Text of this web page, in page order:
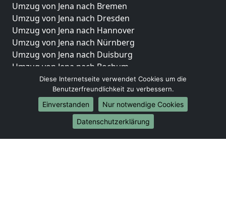
Umzug von Jena nach Bremen
Umzug von Jena nach Dresden
Umzug von Jena nach Hannover
Umzug von Jena nach Nürnberg
Umzug von Jena nach Duisburg
Umzug von Jena nach Bochum
Umzug von Jena nach Wuppertal
Umzug von Jena nach Bielefeld
Umzug von Jena nach Bonn
Umzug von Jena nach Münster
Diese Internetseite verwendet Cookies um die
Benutzerfreundlichkeit zu verbessern.
Einverstanden
Nur notwendige Cookies
Datenschutzerklärung